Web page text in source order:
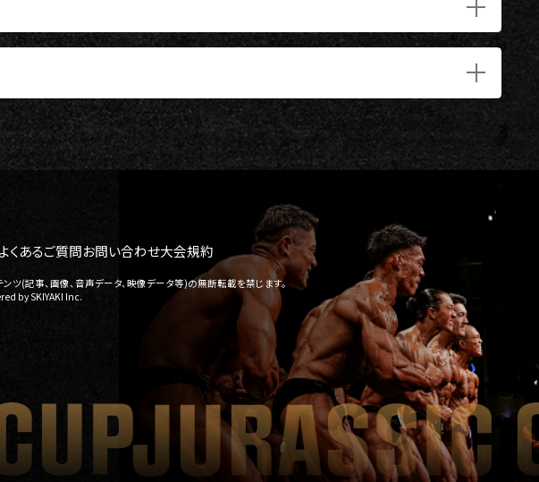
くあるご質問お問い合わせ大会規約
ツ(記事、画像、音声データ、映像データ等)の無断転載を禁じます。
bySKIYAKI Inc.